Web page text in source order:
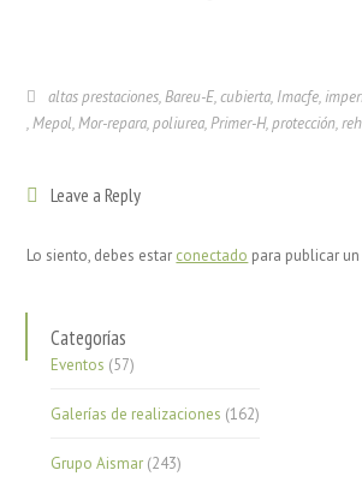
altas prestaciones,Bareu-E,cubierta, Imacfe,
,Mepol,Mor-repara,poliurea,Primer-H,protección,
Leave a Reply
Lo siento, debes estar conectado para publicar
Categorías
Eventos (57)
Galerías de realizaciones (162)
Grupo Aismar (243)